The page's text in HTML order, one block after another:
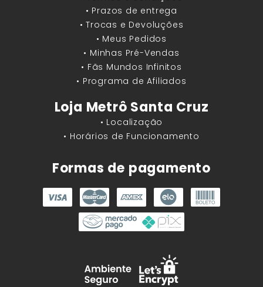
• Prazos de entrega
• Trocas e Devoluções
• Meus Pedidos
• Minhas Pré-Vendas
• Fãs Mundos Infinitos
• Programa de Afiliados
Loja Metrô Santa Cruz
• Localização
• Horários de Funcionamento
Formas de pagamento